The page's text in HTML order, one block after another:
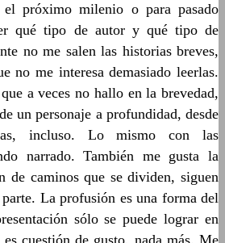
próximo milenio o para pasado
qué tipo de autor y qué tipo de
no me salen las historias breves,
no me interesa demasiado leerlas.
a veces no hallo en la brevedad,
un personaje a profundidad, desde
incluso. Lo mismo con las
narrado. También me gusta la
de caminos que se dividen, siguen
La profusión es una forma del
sólo se puede lograr en
cuestión de gusto, nada más. Me